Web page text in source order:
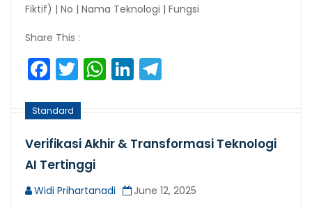
Fiktif) | No | Nama Teknologi | Fungsi
Share This :
Facebook
Twitter
WhatsApp
LinkedIn
Standard
Verifikasi Akhir & Transformasi Teknologi
AI Tertinggi
Widi Prihartanadi
June 12, 2025